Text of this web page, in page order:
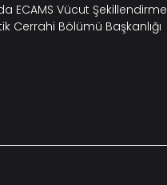
ECAMS Vücut Şekillendirme
Cerrahi Bölümü Başkanlığı